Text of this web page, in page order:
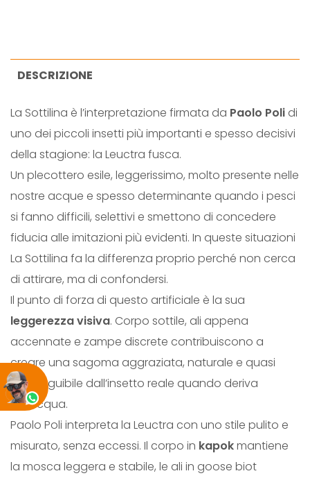
L
N
A
q
u
a
n
t
i
t
à
DESCRIZIONE
La Sottilina è l’interpretazione firmata da Paolo Poli di
uno dei piccoli insetti più importanti e spesso decisivi
della stagione: la Leuctra fusca.
Un plecottero esile, leggerissimo, molto presente nelle
nostre acque e spesso determinante quando i pesci
si fanno difficili, selettivi e smettono di concedere
fiducia alle imitazioni più evidenti. In queste situazioni
La Sottilina fa la differenza proprio perché non cerca
di attirare, ma di confondersi.
Il punto di forza di questo artificiale è la sua
leggerezza visiva. Corpo sottile, ali appena
accennate e zampe discrete contribuiscono a
creare una sagoma aggraziata, naturale e quasi
indistinguibile dall’insetto reale quando deriva
sull’acqua.
Paolo Poli interpreta la Leuctra con uno stile pulito e
misurato, senza eccessi. Il corpo in kapokmantiene
la mosca leggera e stabile, le ali in goose biot